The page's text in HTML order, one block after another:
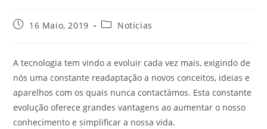
16 Maio, 2019 Notícias
A tecnologia tem vindo a evoluir cada vez mais, exigindo de
nós uma constante readaptação a novos conceitos, ideias e
aparelhos com os quais nunca contactámos. Esta constante
evolução oferece grandes vantagens ao aumentar o nosso
conhecimento e simplificar a nossa vida.